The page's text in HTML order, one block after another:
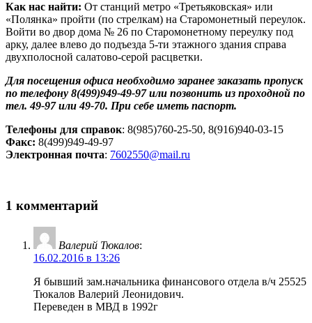
Как нас найти: От станций метро «Третьяковская» или
«Полянка» пройти (по стрелкам) на Старомонетный переулок.
Войти во двор дома № 26 по Старомонетному переулку под
арку, далее влево до подъезда 5-ти этажного здания справа
двухполосной салатово-серой расцветки.
Для посещения офиса необходимо заранее заказать пропуск
по телефону 8(499)949-49-97 или позвонить из проходной по
тел. 49-97 или 49-70. При себе иметь паспорт.
Телефоны для справок: 8(985)760-25-50, 8(916)940-03-15
Факс: 8(499)949-49-97
Электронная почта: 7602550@mail.ru
1 комментарий
Валерий Тюкалов:
16.02.2016 в 13:26
Я бывший зам.начальника финансового отдела в/ч 25525
Тюкалов Валерий Леонидович.
Переведен в МВД в 1992г